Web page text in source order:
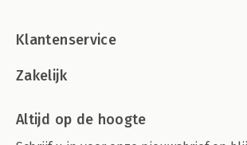
Klantenservice
Zakelijk
Altijd op de hoogte